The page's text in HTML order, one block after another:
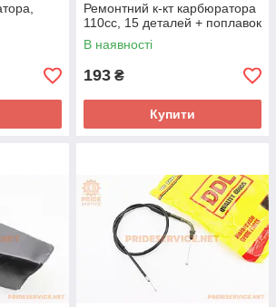
Ремонтний к-кт карбюратора
110cc, 15 деталей + поплавок
В наявності
193 ₴
Купити